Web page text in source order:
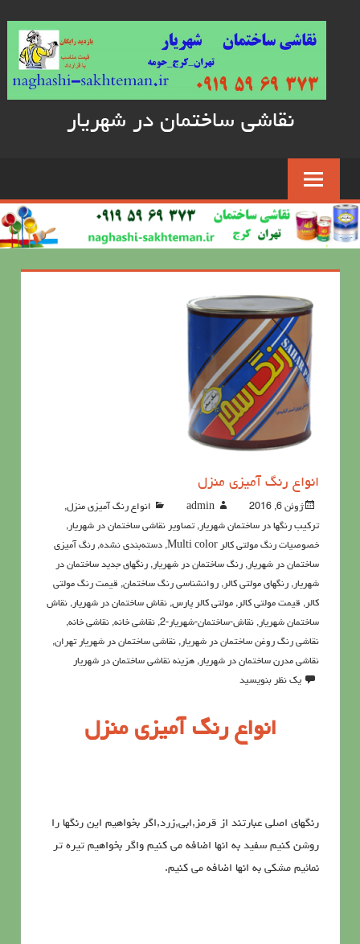
نقاشی ساختمان در شهریار
انواع رنگ آمیزی منزل
ژوئن 6, 2016 admin انواع رنگ آمیزی منزل,
ترکیب رنگها در ساختمان شهریار,تصاویر نقاشی ساختمان در شهریار,
خصوصيات رنگ مولتي کالر Multi color
, دسته‌بندی نشده, رنگ آمیزی
ساختمان در شهریار, رنگ ساختمان در شهریار, رنگهای جدید ساختمان در
شهریار, رنگهای مولتی کالر, روانشناسی رنگ ساختمان, قیمت رنگ مولتی
کالر, قیمت مولتی کالر, مولتی کالر پارس, نقاش ساختمان در شهریار, نقاش
ساختمان شهریار, نقاش-ساختمان-شهریار-2 , نقاشي خانه, نقاشی خانه,
نقاشی رنگ روغن ساختمان در شهریار, نقاشی ساختمان در شهریار تهران,
نقاشی مدرن ساختمان در شهریار, هزینه نقاشی ساختمان در شهریار
یک نظر بنویسید
انواع رنگ آمیزی منزل
رنگهای اصلی عبارتند از قرمز,ابی,زرد,اگر بخواهیم این رنگها را
روشن کنیم سفید به انها اضافه می کنیم واگر بخواهیم تیره تر
نمائیم مشکی به انها اضافه می کنیم.